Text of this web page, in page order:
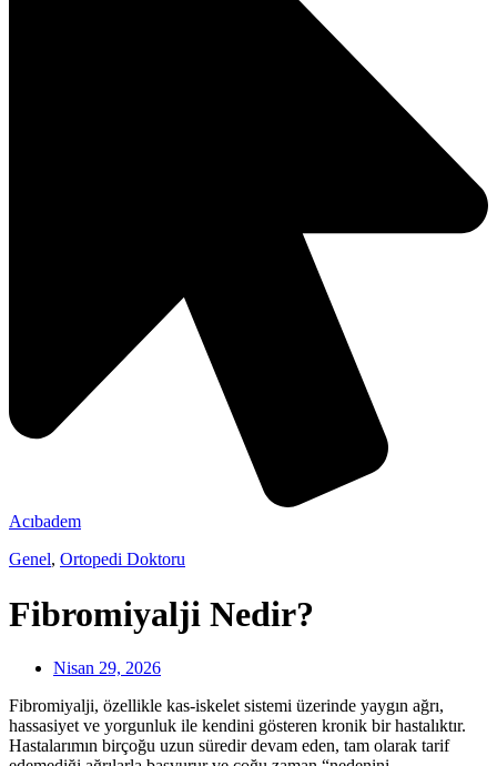
Acıbadem
Genel, Ortopedi Doktoru
Fibromiyalji Nedir?
Nisan 29, 2026
Fibromiyalji, özellikle kas-iskelet sistemi üzerinde yaygın ağrı,
hassasiyet ve yorgunluk ile kendini gösteren kronik bir hastalıktır.
Hastalarımın birçoğu uzun süredir devam eden, tam olarak tarif